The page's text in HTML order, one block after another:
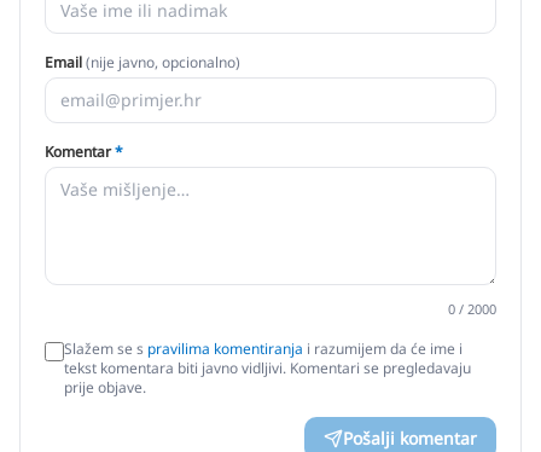
Email(nije javno, opcionalno)
Komentar*
0 / 2000
Slažem se s pravilima komentiranja i razumijem da će ime i
tekst komentara biti javno vidljivi. Komentari se pregledavaju
prije objave.
Pošalji komentar